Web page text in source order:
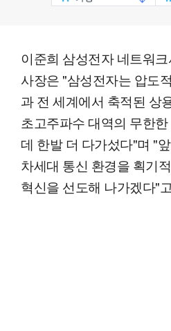
이준희 삼성전자 네트워
사장은 "삼성전자는 압도
과 전 세계에서 축적된 상
초고주파수 대역의 무한
데 한발 더 다가섰다"며 "
차세대 통신 환경을 획기
혁신을 선도해 나가겠다"